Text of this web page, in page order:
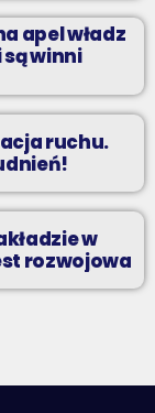
apel władz
winni
ruchu.
w
rozwojowa